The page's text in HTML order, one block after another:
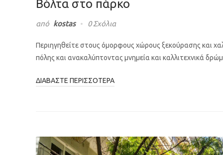
Βόλτα στο πάρκο
από kostas 0 Σχόλια
Περιηγηθείτε στους όμορφους χώρους ξεκούρασης και
πόλης και ανακαλύπτοντας μνημεία και καλλιτεχνικά
ΔΙΑΒΆΣΤΕ ΠΕΡΙΣΣΌΤΕΡΑ